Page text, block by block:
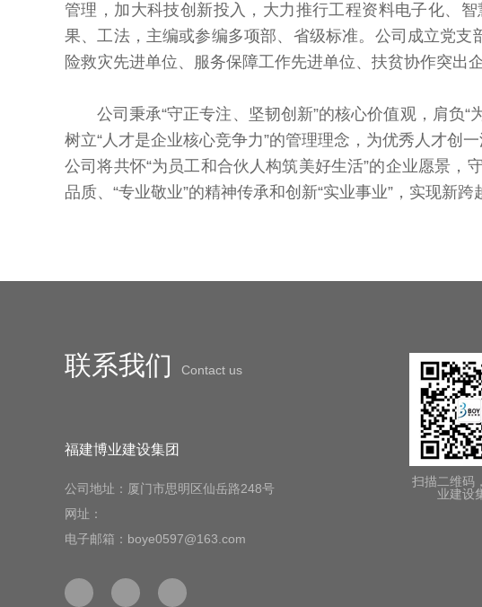
管理，加大科技创新投入，大力推行工程资料电子化、
果、工法，主编或参编多项部、省级标准。公司成立党
险救灾先进单位、服务保障工作先进单位、扶贫协作突出
公司秉承“守正专注、坚韧创新”的核心价值观，肩负“
树立“人才是企业核心竞争力”的管理理念，为优秀人才创
公司将共怀“为员工和合伙人构筑美好生活”的企业愿景，
品质、“专业敬业”的精神传承和创新“实业事业”，实现新跨
联系我们 Contact us
福建博业建设集团
公司地址：厦门市思明区仙岳路248号
网址：
电子邮箱：boye0597@163.com
扫描二维码
业建设